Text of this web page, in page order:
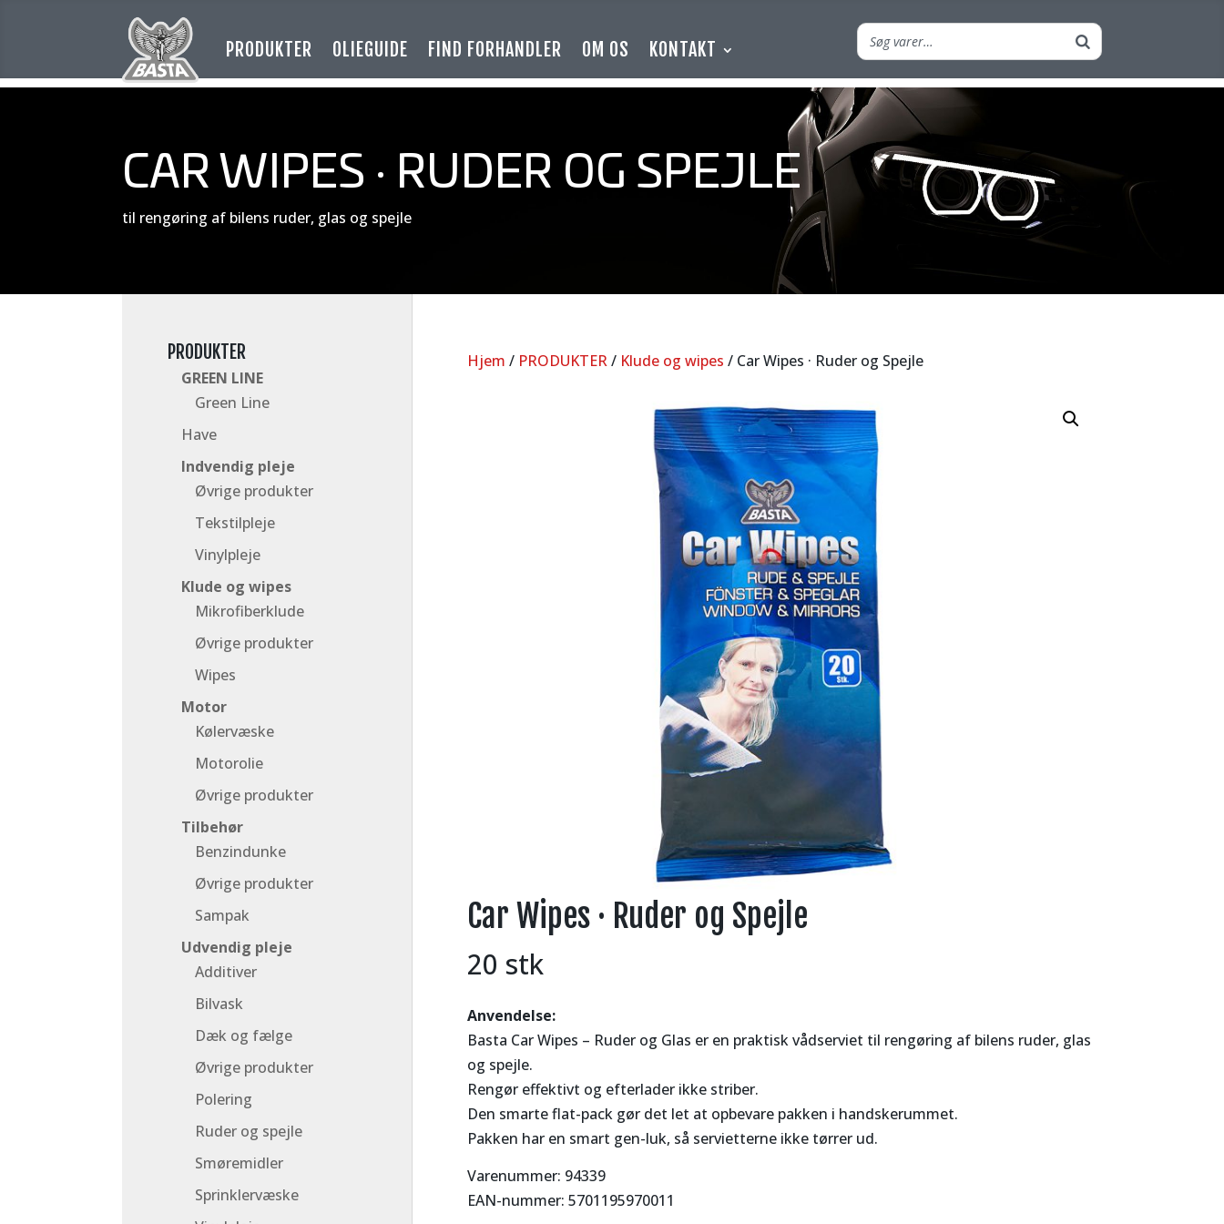
PRODUKTER OLIEGUIDE FIND FORHANDLER OM OS KONTAKT
CAR WIPES · RUDER OG SPEJLE
til rengøring af bilens ruder, glas og spejle
PRODUKTER
GREEN LINE
Green Line
Have
Indvendig pleje
Øvrige produkter
Tekstilpleje
Vinylpleje
Klude og wipes
Mikrofiberklude
Øvrige produkter
Wipes
Motor
Kølervæske
Motorolie
Øvrige produkter
Tilbehør
Benzindunke
Øvrige produkter
Sampak
Udvendig pleje
Additiver
Bilvask
Dæk og fælge
Øvrige produkter
Polering
Ruder og spejle
Smøremidler
Sprinklervæske
Hjem / PRODUKTER/ Klude og wipes / Car Wipes · Ruder og Spejle
Car Wipes · Ruder og Spejle
20 stk
Anvendelse:
Basta Car Wipes – Ruder og Glas er en praktisk vådserviet til rengøring af bilens ruder, glas
og spejle.
Rengør effektivt og efterlader ikke striber.
Den smarte flat-pack gør det let at opbevare pakken i handskerummet.
Pakken har en smart gen-luk, så servietterne ikke tørrer ud.
Varenummer: 94339
EAN-nummer: 5701195970011